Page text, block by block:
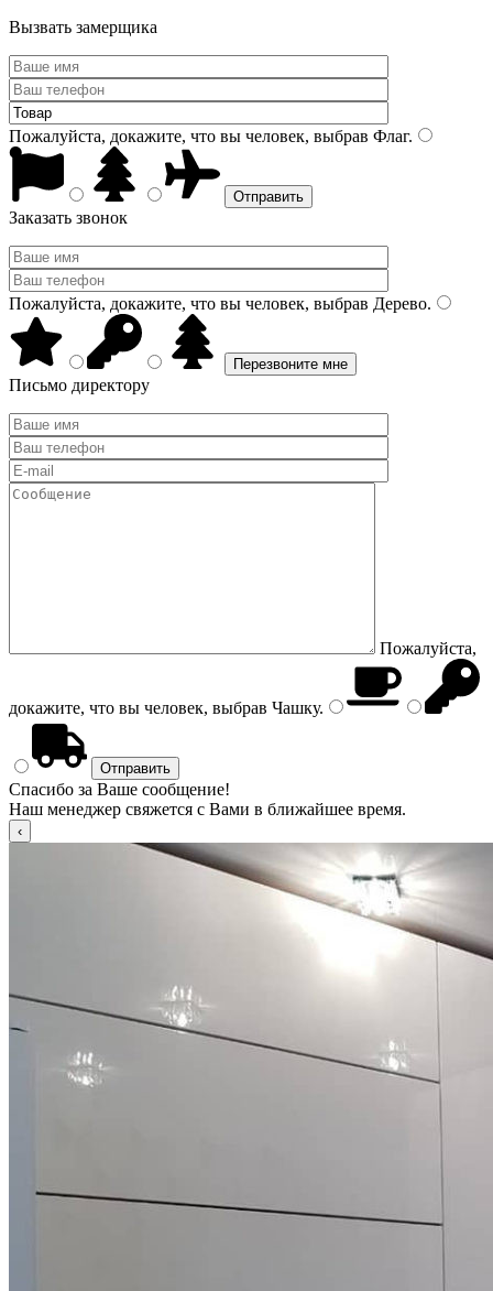
Вызвать замерщика
Пожалуйста, докажите, что вы человек, выбрав Флаг.
Заказать звонок
Пожалуйста, докажите, что вы человек, выбрав Дерево.
Письмо директору
Пожалуйста,
докажите, что вы человек, выбрав Чашку.
Спасибо за Ваше сообщение!
Наш менеджер свяжется с Вами в ближайшее время.